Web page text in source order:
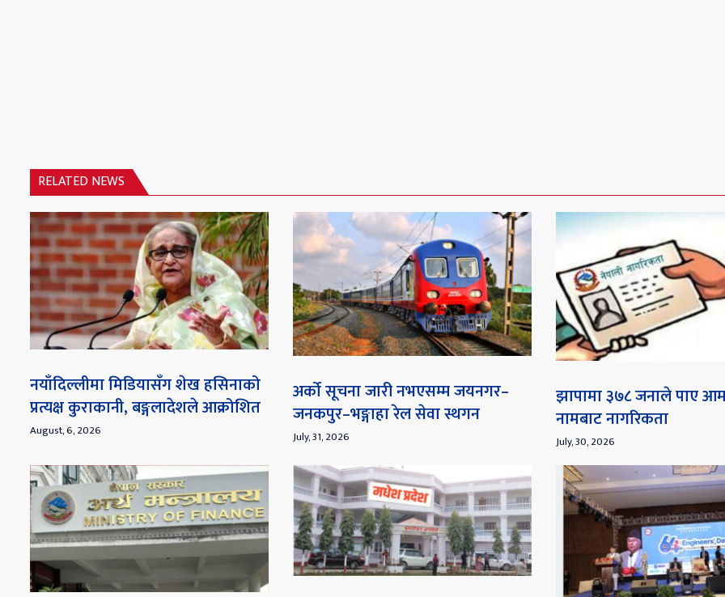
RELATED NEWS
नयाँदिल्लीमा मिडियासँग शेख हसिनाको
प्रत्यक्ष कुराकानी, बङ्गलादेशले आक्रोशित
August, 6, 2026
अर्को सूचना जारी नभएसम्म जयनगर–
जनकपुर–भङ्गाहा रेल सेवा स्थगन
July, 31, 2026
झापामा ३७८ जनाले पाए
नामबाट नागरिकता
July, 30, 2026